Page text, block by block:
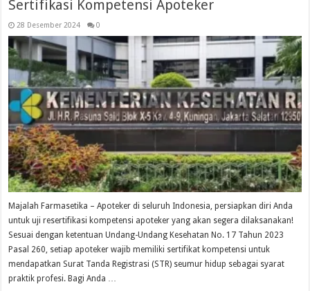
Sertifikasi Kompetensi Apoteker
28 Desember 2024 0
Majalah Farmasetika – Apoteker di seluruh Indonesia, persiapkan diri Anda
untuk uji resertifikasi kompetensi apoteker yang akan segera dilaksanakan!
Sesuai dengan ketentuan Undang-Undang Kesehatan No. 17 Tahun 2023
Pasal 260, setiap apoteker wajib memiliki sertifikat kompetensi untuk
mendapatkan Surat Tanda Registrasi (STR) seumur hidup sebagai syarat
praktik profesi. Bagi Anda …